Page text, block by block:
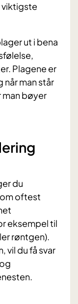
viktigste
ut i bena
Plagene er
når man står
man bøyer
du
oftest
eksempel til
røntgen).
vil du få svar